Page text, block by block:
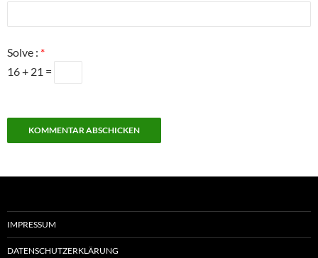
Solve : *
16 + 21 =
IMPRESSUM
DATENSCHUTZERKLÄRUNG